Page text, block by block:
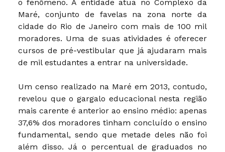
o fenômeno. A entidade atua no Complexo da
Maré, conjunto de favelas na zona norte da
cidade do Rio de Janeiro com mais de 100 mil
moradores. Uma de suas atividades é oferecer
cursos de pré-vestibular que já ajudaram mais
de mil estudantes a entrar na universidade.
Um censo realizado na Maré em 2013, contudo,
revelou que o gargalo educacional nesta região
mais carente é anterior ao ensino médio: apenas
37,6% dos moradores tinham concluído o ensino
fundamental, sendo que metade deles não foi
além disso. Já o percentual de graduados no